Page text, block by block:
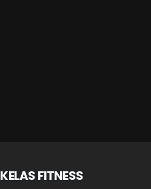
KELAS FITNESS